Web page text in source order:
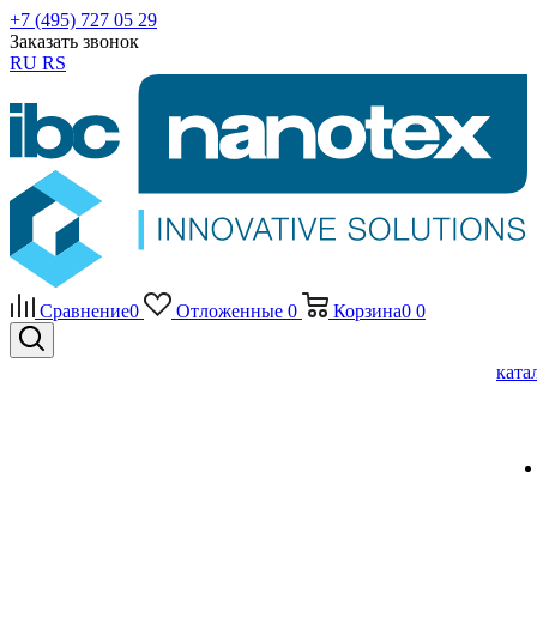
+7 (495) 727 05 29
Заказать звонок
RU RS
Сравнение0 Отложенные 0 Корзина0 0